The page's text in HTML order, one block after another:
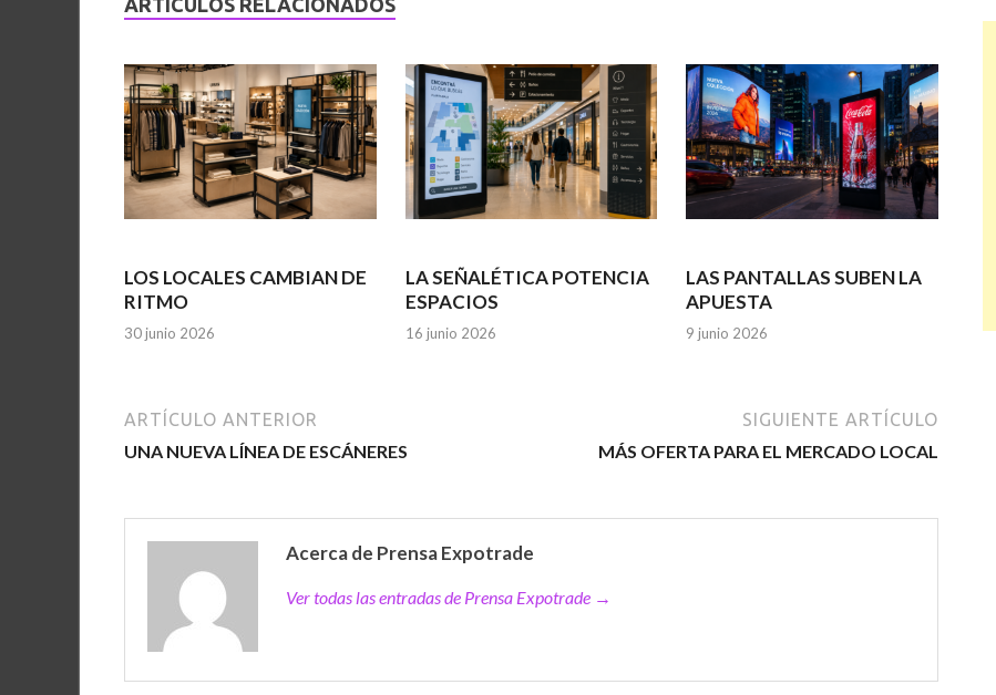
LOS LOCALES CAMBIAN DE
RITMO
30 junio 2026
LA SEÑALÉTICA POTENCIA
ESPACIOS
16 junio 2026
LAS PANTALLAS SUBEN LA
APUESTA
9 junio 2026
ARTÍCULO ANTERIOR
UNA NUEVA LÍNEA DE ESCÁNERES
SIGUIENTE ARTÍCULO
MÁS OFERTA PARA EL MERCADO LOCAL
Acerca de Prensa Expotrade
Ver todas las entradas de Prensa Expotrade →